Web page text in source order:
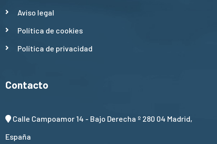
Aviso legal
Política de cookies
Política de privacidad
Contacto
Calle Campoamor 14 - Bajo Derecha º 280 04 Madrid,
España